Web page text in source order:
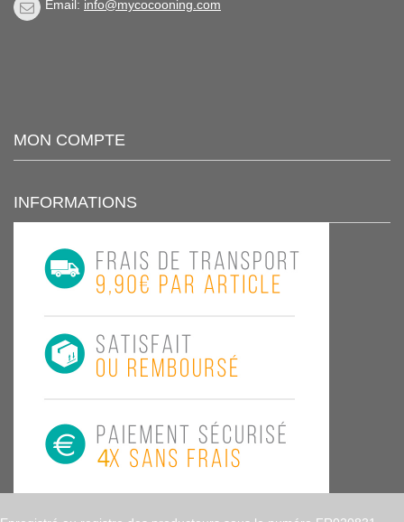
Email: info@mycocooning.com
MON COMPTE
INFORMATIONS